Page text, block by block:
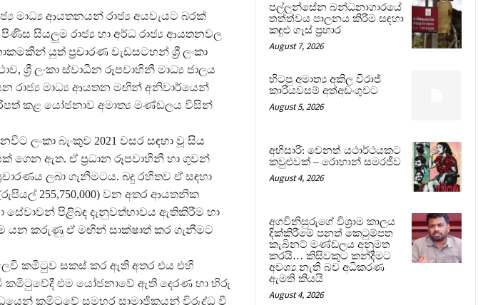
මාධ්‍ය ආයතනයන් රාජ්‍ය අයවැයට බරක්
සියලුම රාජ්‍ය හා අර්ධ රාජ්‍ය ආයතනවල
යුත් ප්‍රචාරණ වැඩසටහන් ශ්‍රී ලංකා
ශ්‍රී ලංකා ස්වාධීන රූපවාහිනී මාධ්‍ය ජාලය
රාජ්‍ය මාධ්‍ය ආයතන මඟින් අනිවාර්යෙන්
කළ යෝජනාව අමාත්‍ය මණ්ඩලය විසින්
ලංකා බැංකුව 2021 වසර සඳහා වූ සිය
ගෙන ඇත. ඒ ප්‍රධාන රූපවාහිනී හා ගුවන්
ලබා ගැනීමටය. බදු රහිතව ඒ සඳහා
255,750,000) වන අතර ආයතනික
සේවාවන් පිළිබඳ දැනුවත්භාවය ඇතිකිරීම හා
යන කරුණු ඒ මඟින් සාක්ෂාත් කර ගැනීමට
කමිටුව සකස් කර ඇති අතර එය එහි
එම යෝජනාවේ ඇති දෙරණ හා හිරු
කමිටුවේ සමහර සාමාජිකයන් විරුද්ධ වී
පල්ලන්සේන බන්ධනාගාරයේ
තත්ත්වය පාලනය කිරීම සඳහා
කඳුළු ගෑස් ප්‍රහාර
August 7, 2026
හිටපු අමාත්‍ය අකිල විරාජ්
කාරියවසම් අත්අඩංගුවට
August 5, 2026
අභිසාරී: වෙනත් යථාර්ථයකට
කවුළුවක් – රොහාන් සමරජීව
August 4, 2026
අගවිනිසුරුගේ විශ්‍රාම කාලය
දික්කිරීමේ පනත් කෙටුම්පත
කැබිනට් මණ්ඩලය අනුමත
කරයි… කිසිවකුට කන්දීමට
අවශ්‍ය නැති බව අධිකරණ
ඇමති කියයි
August 4, 2026